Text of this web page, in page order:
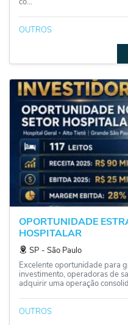
OUTROS
OPORTUNIDADE
HOSPITALAR
SP ‐ São Paulo
Excelente oportunidade para
investimento, operadoras de
adquirir uma operação
OUTROS